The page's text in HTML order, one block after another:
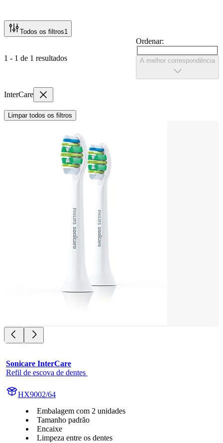
Todos os filtros1
1 - 1 de 1 resultados
Ordenar:
A melhor correspondência
InterCare
Limpar todos os filtros
Sonicare InterCare
Refil de escova de dentes
HX9002/64
Embalagem com 2 unidades
Tamanho padrão
Encaixe
Limpeza entre os dentes